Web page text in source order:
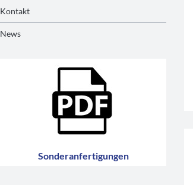
Kontakt
News
Sonderanfertigungen